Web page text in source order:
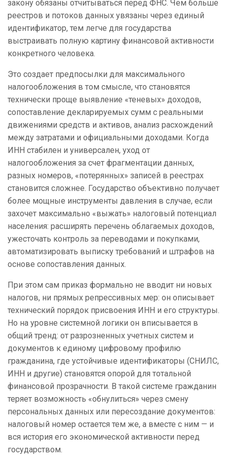
закону обязаны отчитываться перед ФНС. Чем больше
реестров и потоков данных увязаны через единый
идентификатор, тем легче для государства
выстраивать полную картину финансовой активности
конкретного человека.
Это создает предпосылки для максимального
налогообложения в том смысле, что становятся
технически проще выявление «теневых» доходов,
сопоставление декларируемых сумм с реальными
движениями средств и активов, анализ расхождений
между затратами и официальными доходами. Когда
ИНН стабилен и универсален, уход от
налогообложения за счет фрагментации данных,
разных номеров, «потерянных» записей в реестрах
становится сложнее. Государство объективно получает
более мощные инструменты давления в случае, если
захочет максимально «выжать» налоговый потенциал
населения: расширять перечень облагаемых доходов,
ужесточать контроль за переводами и покупками,
автоматизировать выписку требований и штрафов на
основе сопоставления данных.
При этом сам приказ формально не вводит ни новых
налогов, ни прямых репрессивных мер: он описывает
технический порядок присвоения ИНН и его структуры.
Но на уровне системной логики он вписывается в
общий тренд: от разрозненных учетных систем и
документов к единому цифровому профилю
гражданина, где устойчивые идентификаторы (СНИЛС,
ИНН и другие) становятся опорой для тотальной
финансовой прозрачности. В такой системе гражданин
теряет возможность «обнулиться» через смену
персональных данных или пересоздание документов:
налоговый номер остается тем же, а вместе с ним — и
вся история его экономической активности перед
государством.